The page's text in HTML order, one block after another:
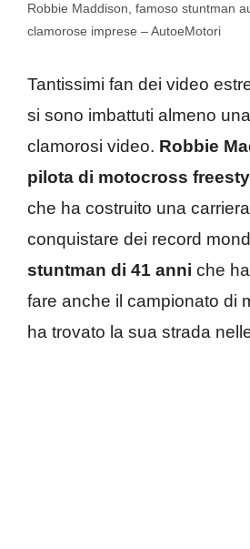
Robbie Maddison, famoso stuntman
clamorose imprese – AutoeMotori
Tantissimi fan dei video
si sono imbattuti almeno
clamorosi video. Robbie
pilota di motocross
che ha costruito una
conquistare dei record
stuntman di 41 anni che
fare anche il campionato di
ha trovato la sua strada